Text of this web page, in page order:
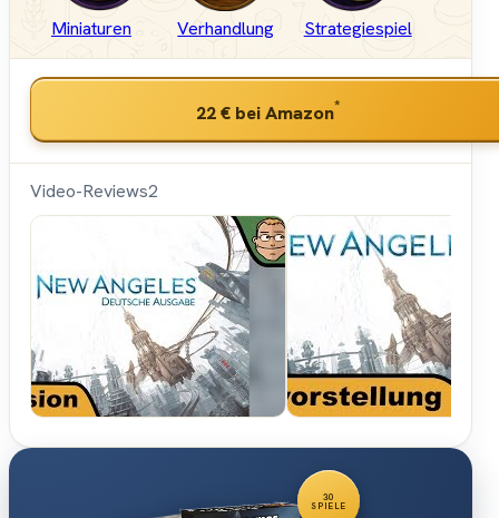
Miniaturen Verhandlung Strategiespiel
22 € bei Amazon*
Video-Reviews2
Hunter &
Cron -
Brettspiele
30
SPIELE